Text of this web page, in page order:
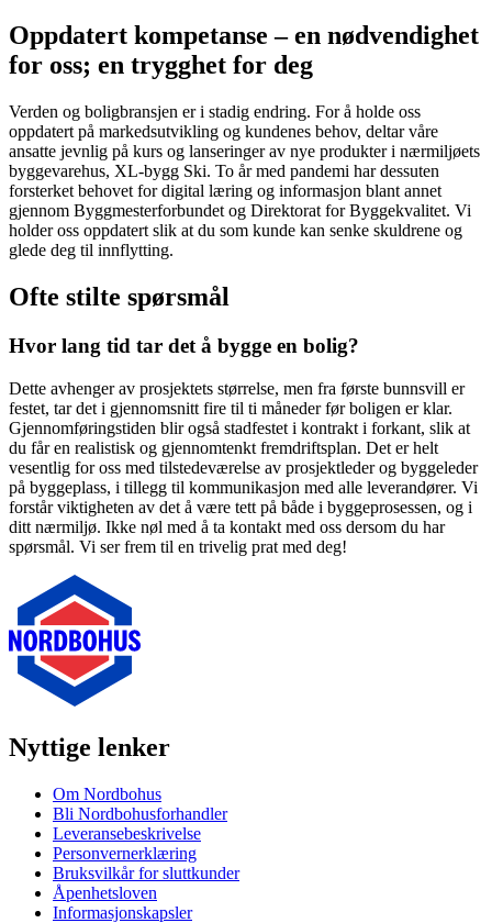
Oppdatert kompetanse – en nødvendighet
for oss; en trygghet for deg
Verden og boligbransjen er i stadig endring. For å holde oss
oppdatert på markedsutvikling og kundenes behov, deltar våre
ansatte jevnlig på kurs og lanseringer av nye produkter i nærmiljøets
byggevarehus, XL-bygg Ski. To år med pandemi har dessuten
forsterket behovet for digital læring og informasjon blant annet
gjennom Byggmesterforbundet og Direktorat for Byggekvalitet. Vi
holder oss oppdatert slik at du som kunde kan senke skuldrene og
glede deg til innflytting.
Ofte stilte spørsmål
Hvor lang tid tar det å bygge en bolig?
Dette avhenger av prosjektets størrelse, men fra første bunnsvill er
festet, tar det i gjennomsnitt fire til ti måneder før boligen er klar.
Gjennomføringstiden blir også stadfestet i kontrakt i forkant, slik at
du får en realistisk og gjennomtenkt fremdriftsplan. Det er helt
vesentlig for oss med tilstedeværelse av prosjektleder og byggeleder
på byggeplass, i tillegg til kommunikasjon med alle leverandører. Vi
forstår viktigheten av det å være tett på både i byggeprosessen, og i
ditt nærmiljø. Ikke nøl med å ta kontakt med oss dersom du har
spørsmål. Vi ser frem til en trivelig prat med deg!
Nyttige lenker
Om Nordbohus
Bli Nordbohusforhandler
Leveransebeskrivelse
Personvernerklæring
Bruksvilkår for sluttkunder
Åpenhetsloven
Informasjonskapsler